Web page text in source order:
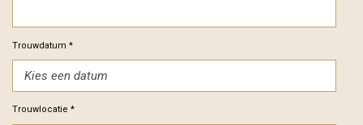
Trouwdatum *
Trouwlocatie *